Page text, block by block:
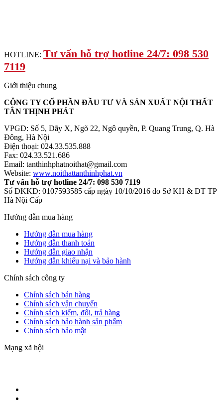
HOTLINE: Tư vấn hỗ trợ hotline 24/7: 098 530
7119
Giới thiệu chung
CÔNG TY CỔ PHẦN ĐẦU TƯ VÀ SẢN XUẤT NỘI THẤT
TÂN THỊNH PHÁT
VPGD: Số 5, Dãy X, Ngõ 22, Ngô quyền, P. Quang Trung, Q. Hà
Đông, Hà Nội
Điện thoại: 024.33.535.888
Fax: 024.33.521.686
Email: tanthinhphatnoithat@gmail.com
Website: www.noithattanthinhphat.vn
Tư vấn hỗ trợ hotline 24/7: 098 530 7119
Số ĐKKD: 0107593585 cấp ngày 10/10/2016 do Sở KH & ĐT TP
Hà Nội Cấp
Hướng dẫn mua hàng
Hướng dẫn mua hàng
Hướng dẫn thanh toán
Hướng dẫn giao nhận
Hướng dẫn khiếu nại và bảo hành
Chính sách công ty
Chính sách bán hàng
Chính sách vận chuyển
Chính sách kiểm, đổi, trả hàng
Chính sách bảo hành sản phẩm
Chính sách bảo mật
Mạng xã hội